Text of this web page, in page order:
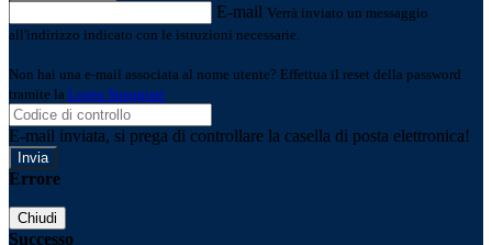
E-mail Verrà inviato un messaggio
all'indirizzo indicato con le istruzioni necessarie.
Non hai una e-mail associata al nome utente? Effettua il reset della password
tramite la Login Spaggiari
E-mail inviata, si prega di controllare la casella di posta elettronica!
Errore
Chiudi
Successo